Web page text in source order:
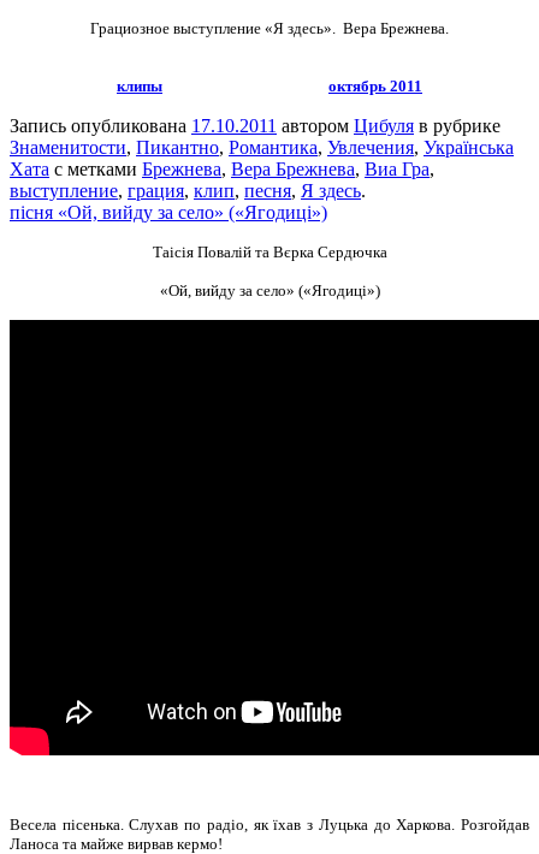
Грациозное выступление «Я здесь». Вера Брежнева.
клипы октябрь 2011
Запись опубликована 17.10.2011 автором Цибуля в рубрике
Знаменитости, Пикантно, Романтика, Увлечения, Українська
Хата с метками Брежнева, Вера Брежнева, Виа Гра,
выступление, грация, клип, песня, Я здесь.
пісня «Ой, вийду за село» («Ягодиці»)
Таісія Повалій та Вєрка Сердючка
«Ой, вийду за село» («Ягодиці»)
Весела пісенька. Слухав по радіо, як їхав з Луцька до Харкова. Розгойдав
Ланоса та майже вирвав кермо!